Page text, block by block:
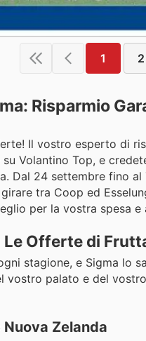
1 2
Risparmio
Il vostro esperto di
Volantino Top, e
Dal 24 settembre fino
tra Coop ed
per la vostra spesa
Offerte di
stagione, e Sigma lo
vostro palato e del
Nuova Zelanda